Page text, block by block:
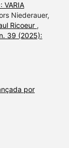
VARIA
Niederauer,
Ricoeur ,
39 (2025):
por